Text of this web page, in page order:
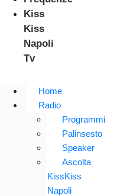
Kiss
Kiss
Napoli
Tv
Home
Radio
Programmi
Palinsesto
Speaker
Ascolta
KissKiss
Napoli